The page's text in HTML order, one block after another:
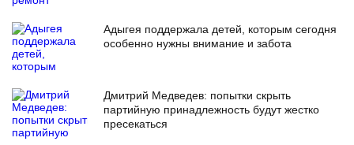
Адыгея поддержала детей, которым сегодня
особенно нужны внимание и забота
Дмитрий Медведев: попытки скрыть
партийную принадлежность будут жестко
пресекаться